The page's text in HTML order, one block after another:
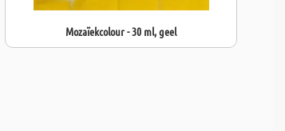
Mozaïekcolour - 30 ml, geel